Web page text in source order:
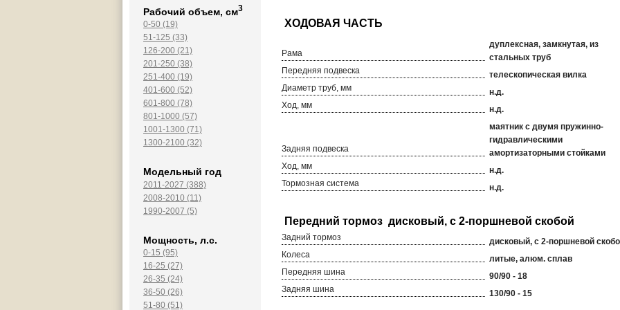
Рабочий объем, см3
0-50 (19)
51-125 (33)
126-200 (21)
201-250 (38)
251-400 (19)
401-600 (52)
601-800 (78)
801-1000 (57)
1001-1300 (71)
1300-2100 (32)
Модельный год
2011-2027 (388)
2008-2010 (11)
1990-2007 (5)
Мощность, л.с.
0-15 (95)
16-25 (27)
26-35 (24)
36-50 (26)
51-80 (51)
Рама
дуплексная, замкнутая, из
стальных труб
Передняя подвеска
телескопическая вилка
Диаметр труб, мм
н.д.
Ход, мм
н.д.
Задняя подвеска
маятник с двумя пружинно-
гидравлическими
амортизаторными стойками
Ход, мм
н.д.
Тормозная система
н.д.
Задний тормоз
дисковый, с 2-поршневой
Колеса
литые, алюм. сплав
Передняя шина
90/90 - 18
Задняя шина
130/90 - 15